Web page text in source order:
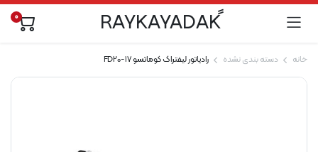
ًRAYKAYADAK 0
خانه دسته بندی نشده رادیاتور لیفتراک کوماتسو FD20-17